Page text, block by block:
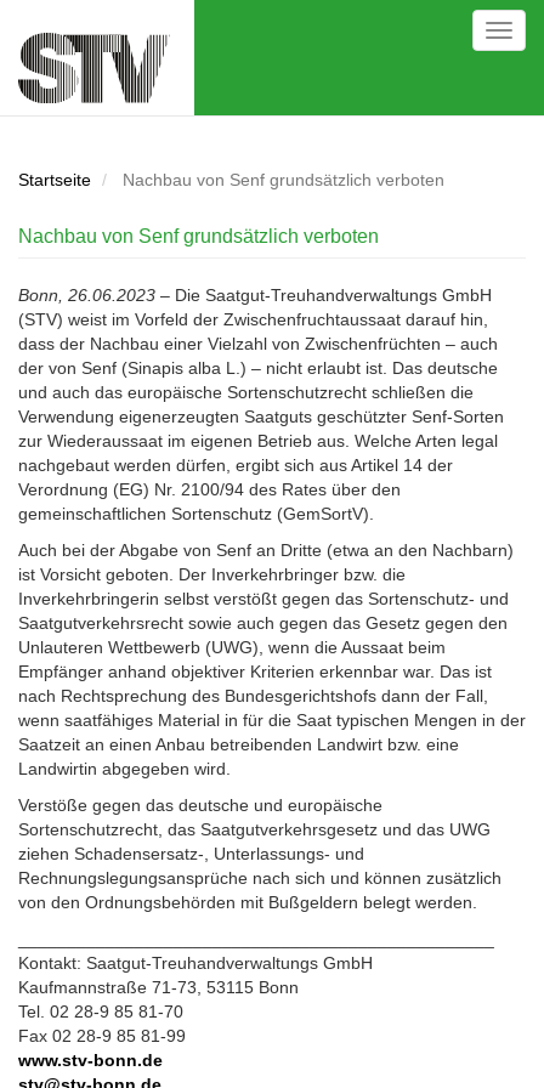
zum
Inhalt
Startseite Nachbau von Senf grundsätzlich verboten
Nachbau von Senf grundsätzlich verboten
Bonn, 26.06.2023 – Die Saatgut-Treuhandverwaltungs GmbH
(STV) weist im Vorfeld der Zwischenfruchtaussaat darauf hin,
dass der Nachbau einer Vielzahl von Zwischenfrüchten – auch
der von Senf (Sinapis alba L.) – nicht erlaubt ist. Das deutsche
und auch das europäische Sortenschutzrecht schließen die
Verwendung eigenerzeugten Saatguts geschützter Senf-Sorten
zur Wiederaussaat im eigenen Betrieb aus. Welche Arten legal
nachgebaut werden dürfen, ergibt sich aus Artikel 14 der
Verordnung (EG) Nr. 2100/94 des Rates über den
gemeinschaftlichen Sortenschutz (GemSortV).
Auch bei der Abgabe von Senf an Dritte (etwa an den Nachbarn)
ist Vorsicht geboten. Der Inverkehrbringer bzw. die
Inverkehrbringerin selbst verstößt gegen das Sortenschutz- und
Saatgutverkehrsrecht sowie auch gegen das Gesetz gegen den
Unlauteren Wettbewerb (UWG), wenn die Aussaat beim
Empfänger anhand objektiver Kriterien erkennbar war. Das ist
nach Rechtsprechung des Bundesgerichtshofs dann der Fall,
wenn saatfähiges Material in für die Saat typischen Mengen in der
Saatzeit an einen Anbau betreibenden Landwirt bzw. eine
Landwirtin abgegeben wird.
Verstöße gegen das deutsche und europäische
Sortenschutzrecht, das Saatgutverkehrsgesetz und das UWG
ziehen Schadensersatz-, Unterlassungs- und
Rechnungslegungsansprüche nach sich und können zusätzlich
von den Ordnungsbehörden mit Bußgeldern belegt werden.
Kontakt: Saatgut-Treuhandverwaltungs GmbH
Kaufmannstraße 71-73, 53115 Bonn
Tel. 02 28-9 85 81-70
Fax 02 28-9 85 81-99
www.stv-bonn.de